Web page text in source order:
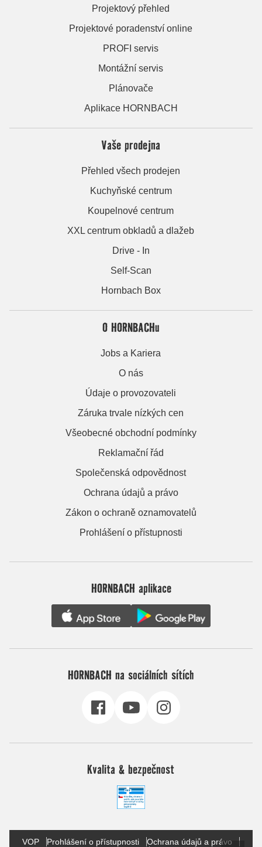
Projektový přehled
Projektové poradenství online
PROFI servis
Montážní servis
Plánovače
Aplikace HORNBACH
Vaše prodejna
Přehled všech prodejen
Kuchyňské centrum
Koupelnové centrum
XXL centrum obkladů a dlažeb
Drive - In
Self-Scan
Hornbach Box
O HORNBACHu
Jobs a Kariera
O nás
Údaje o provozovateli
Záruka trvale nízkých cen
Všeobecné obchodní podmínky
Reklamační řád
Společenská odpovědnost
Ochrana údajů a právo
Zákon o ochraně oznamovatelů
Prohlášení o přístupnosti
HORNBACH aplikace
HORNBACH na sociálních sítích
Kvalita & bezpečnost
VOP Prohlášení o přístupnosti
Ochrana údajů a právo